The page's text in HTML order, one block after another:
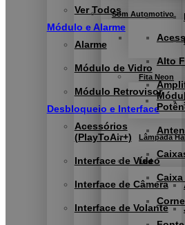
Ver Todos
Módulo e Alarme
Alarme
Módulo de Vidro
Módulo Retrovisor
Desbloqueio e Interface
Acessórios
(PlayToAir+)
Interface de Vídeo
Interface de Câmera
Interface de Volante
Som Automotivo
Alto
Caixa
Fita Neon
Lâmpada
Led